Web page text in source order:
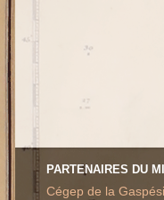
PARTENAIRES DU
Cégep de la